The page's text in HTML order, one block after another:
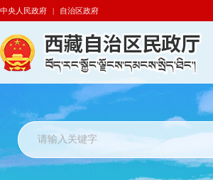
中央人民政府 | 自治区政府